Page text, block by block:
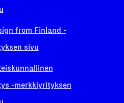
from Finland -
sivu
-merkkiyrityksen